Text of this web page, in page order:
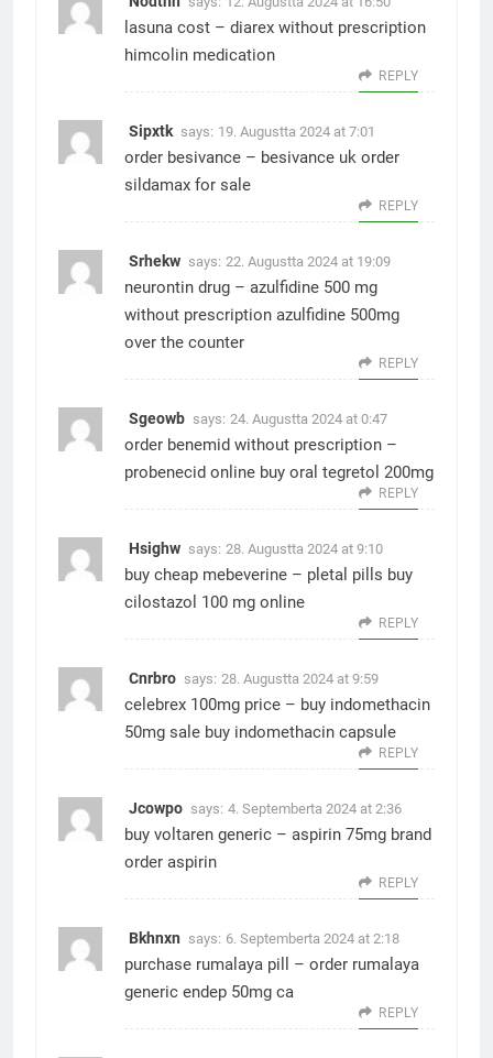
lasuna cost – diarex without prescription
himcolin medication
REPLY
Sipxtk says: 19. Augustta 2024 at 7:01
order besivance – besivance uk order
sildamax for sale
REPLY
Srhekw says: 22. Augustta 2024 at 19:09
neurontin drug – azulfidine 500 mg
without prescription azulfidine 500mg
over the counter
REPLY
Sgeowb says: 24. Augustta 2024 at 0:47
order benemid without prescription –
probenecid online buy oral tegretol 200mg
REPLY
Hsighw says: 28. Augustta 2024 at 9:10
buy cheap mebeverine – pletal pills buy
cilostazol 100 mg online
REPLY
Cnrbro says: 28. Augustta 2024 at 9:59
celebrex 100mg price – buy indomethacin
50mg sale buy indomethacin capsule
REPLY
Jcowpo says: 4. Septemberta 2024 at 2:36
buy voltaren generic – aspirin 75mg brand
order aspirin
REPLY
Bkhnxn says: 6. Septemberta 2024 at 2:18
purchase rumalaya pill – order rumalaya
generic endep 50mg ca
REPLY